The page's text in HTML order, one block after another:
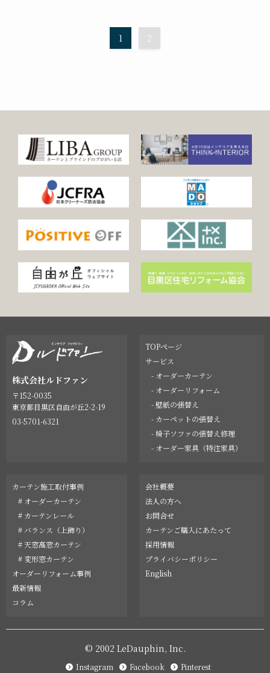
1 2
株式会社ルドファン
〒152-0035
東京都目黒区自由が丘2-2-19
03-5701-6321
TOPページ
サービス
- オーダーカーテン
- オーダーリフォーム
- 壁紙の張替え
- カーペットの張替え
- 椅子ソファの張替え修理
- オーダー家具（特注家具）
カーテン施工取付事例
# オーダーカーテン
# カーテンレール
# バランス（上飾り）
# 天窓高窓カーテン
# 変形窓カーテン
オーダーリフォーム事例
最新情報
コラム
会社概要
法人の方へ
お問合せ
カーテンご購入にあたって
採用情報
プライバシーポリシー
English
© 2002 LeDauphin, Inc.
Instagram Facebook Pinterest